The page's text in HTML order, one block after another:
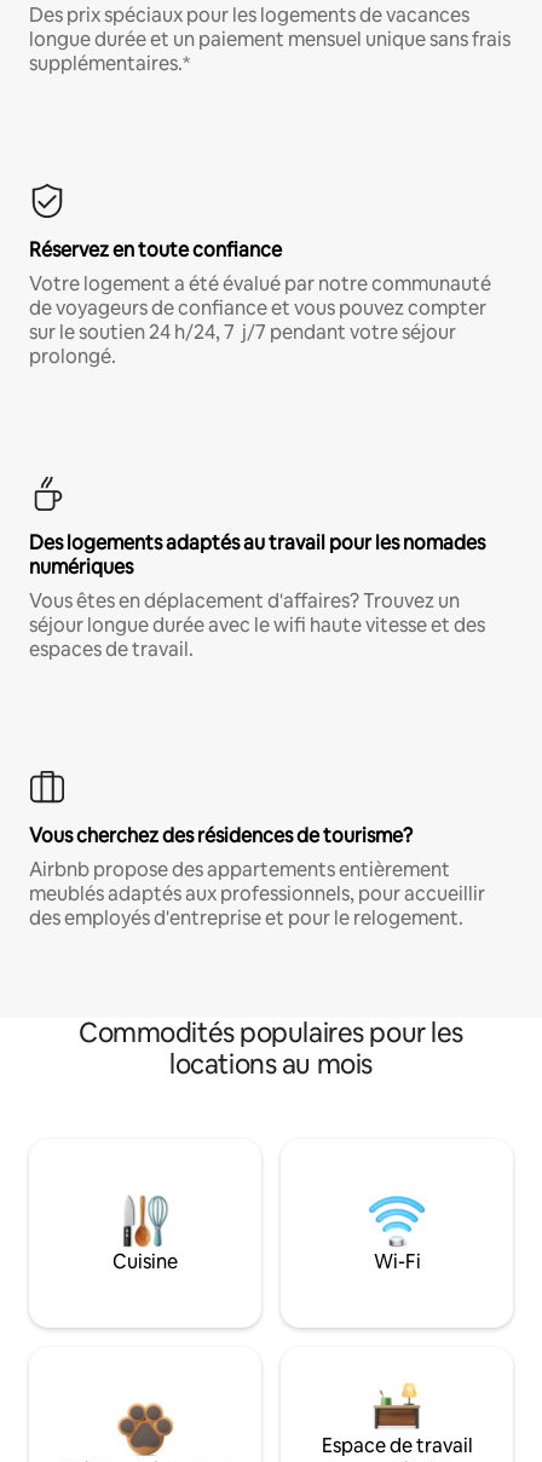
Des prix spéciaux pour les logements de vacances
longue durée et un paiement mensuel unique sans frais
supplémentaires.*
Réservez en toute confiance
Votre logement a été évalué par notre communauté
de voyageurs de confiance et vous pouvez compter
sur le soutien 24 h/24, 7 j/7 pendant votre séjour
prolongé.
Des logements adaptés au travail pour les nomades
numériques
Vous êtes en déplacement d'affaires? Trouvez un
séjour longue durée avec le wifi haute vitesse et des
espaces de travail.
Vous cherchez des résidences de tourisme?
Airbnb propose des appartements entièrement
meublés adaptés aux professionnels, pour accueillir
des employés d'entreprise et pour le relogement.
Commodités populaires pour les
locations au mois
Cuisine Wi-Fi
Espace de travail